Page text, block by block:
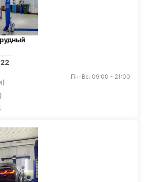
Пн-Вс: 09:00 - 21:00